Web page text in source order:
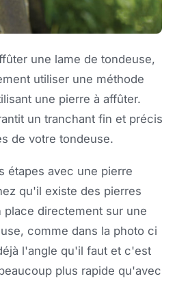
une lame de tondeuse,
utiliser une méthode
une pierre à affûter.
un tranchant fin et précis
de votre tondeuse.
étapes avec une pierre
qu'il existe des pierres
directement sur une
comme dans la photo ci
l'angle qu'il faut et c'est
plus rapide qu'avec